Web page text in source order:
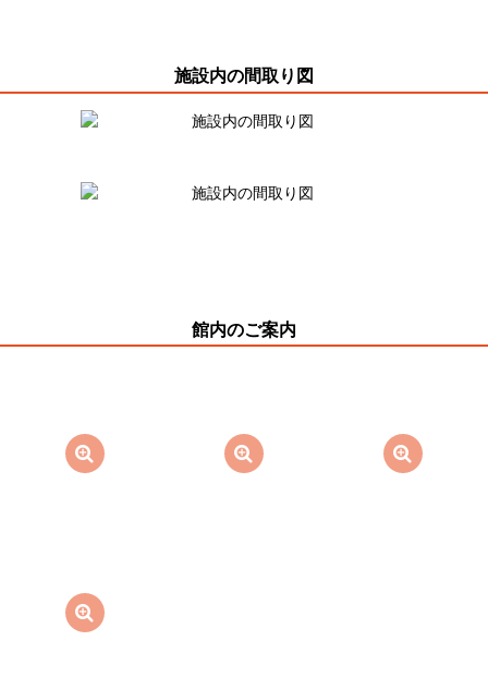
施設内の間取り図
館内のご案内